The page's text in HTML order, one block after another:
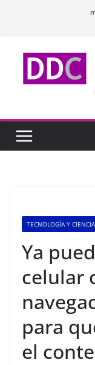
TECNOLOGÍA Y CIENCIA
Ya
celular
para
el